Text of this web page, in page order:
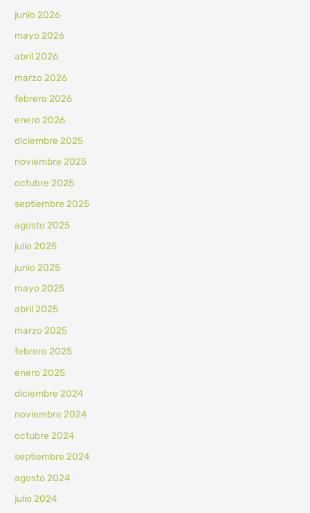
junio 2026
mayo 2026
abril 2026
marzo 2026
febrero 2026
enero 2026
diciembre 2025
noviembre 2025
octubre 2025
septiembre 2025
agosto 2025
julio 2025
junio 2025
mayo 2025
abril 2025
marzo 2025
febrero 2025
enero 2025
diciembre 2024
noviembre 2024
octubre 2024
septiembre 2024
agosto 2024
julio 2024